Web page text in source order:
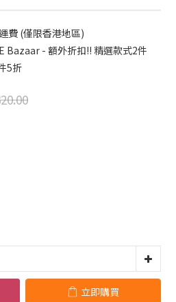
費 (僅限香港地區)
Bazaar - 額外折扣!! 精選款式2件
5折
立即購買